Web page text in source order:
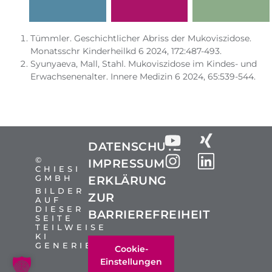
Tümmler. Geschichtlicher Abriss der Mukoviszidose.
Monatsschr Kinderheilkd 6 2024, 172:487-493.
Syunyaeva, Mall, Stahl. Mukoviszidose im Kindes- und
Erwachsenenalter. Innere Medizin 6 2024, 65:539-544.
©
CHIESI
GMBH
BILDER
AUF
DIESER
SEITE
TEILWEISE
KI
GENERIERT
DATENSCHUTZ
IMPRESSUM
ERKLÄRUNG
ZUR
BARRIEREFREIHEIT
Cookie-
Einstellungen